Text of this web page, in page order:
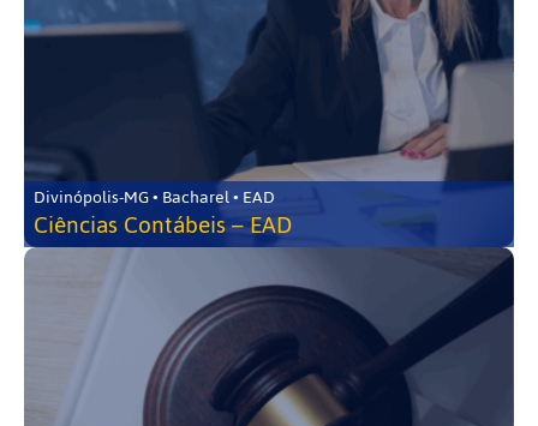
Divinópolis-MG • Bacharel • EAD
Ciências Contábeis – EAD